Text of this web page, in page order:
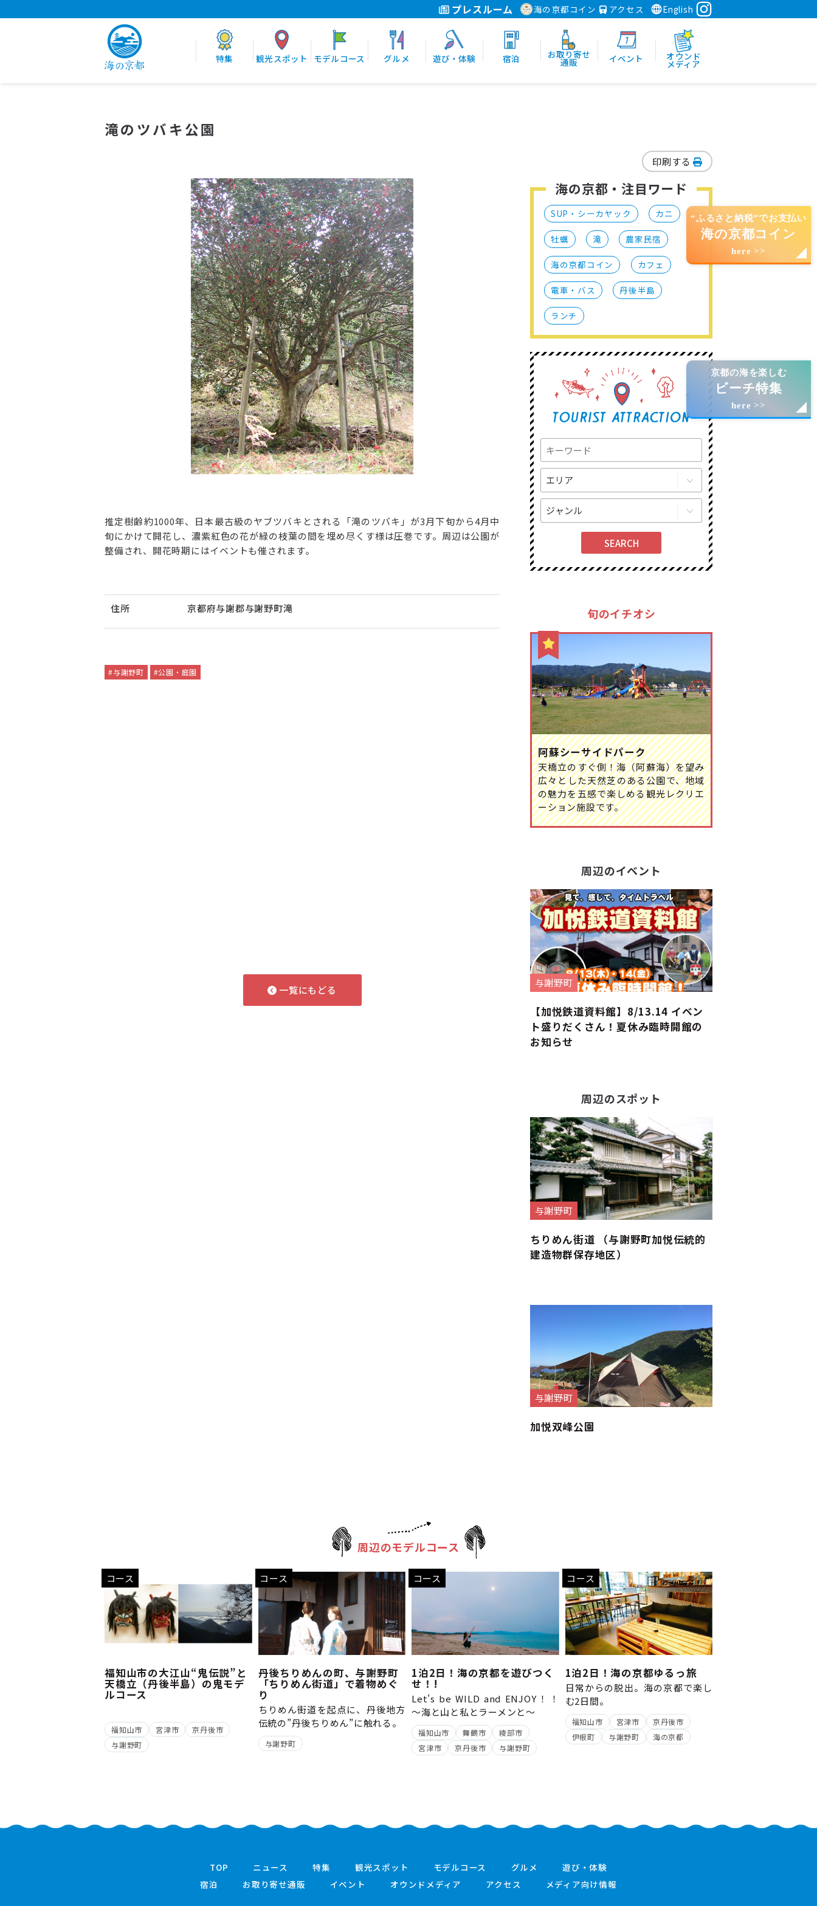
プレスルーム 海の京都コイン アクセス English
特集 観光スポット モデルコース グルメ 遊び・体験 宿泊 お取り寄せ
通販 イベント オウンド
メディア
“ふるさと納税”でお支払い
海の京都コイン
here >>
京都の海を楽しむ
ビーチ特集
here >>
滝のツバキ公園
印刷する
推定樹齢約1000年、日本最古級のヤブツバキとされる「滝のツバキ」が3月下旬から4月中
旬にかけて開花し、濃紫紅色の花が緑の枝葉の間を埋め尽くす様は圧巻です。周辺は公園が
整備され、開花時期にはイベントも催されます。
住所 京都府与謝郡与謝野町滝
#与謝野町 #公園・庭園
一覧にもどる
海の京都・注目ワード
SUP・シーカヤック カニ
牡蠣 滝 農家民宿
海の京都コイン カフェ
電車・バス 丹後半島
ランチ
旬のイチオシ
阿蘇シーサイドパーク
天橋立のすぐ側！海（阿蘇海）を望み
広々とした天然芝のある公園で、地域
の魅力を五感で楽しめる観光レクリエ
ーション施設です。
周辺のイベント
与謝野町
【加悦鉄道資料館】8/13.14 イベン
ト盛りだくさん！夏休み臨時開館の
お知らせ
周辺のスポット
与謝野町
ちりめん街道 （与謝野町加悦伝統的
建造物群保存地区）
与謝野町
加悦双峰公園
周辺のモデルコース
コース
福知山市の大江山“鬼伝説”と
天橋立（丹後半島）の鬼モデ
ルコース
福知山市 宮津市
京丹後市
与謝野町
コース
丹後ちりめんの町、与謝野町
「ちりめん街道」で着物めぐ
り
ちりめん街道を起点に、丹後地方
伝統の”丹後ちりめん”に触れる。
与謝野町
コース
1泊2日！海の京都を遊びつく
せ！!
Let's be WILD and ENJOY！！
～海と山と私とラーメンと～
福知山市 舞鶴市
綾部市
宮津市
京丹後市 与謝野町
コース
1泊2日！海の京都ゆるっ旅
日常からの脱出。海の京都で楽し
む2日間。
福知山市 宮津市
京丹後市
伊根町
与謝野町 海の京都
TOP ニュース 特集 観光スポット モデルコース グルメ
遊び・体験
宿泊
お取り寄せ通販 イベント オウンドメディア アクセス メディア向け情報